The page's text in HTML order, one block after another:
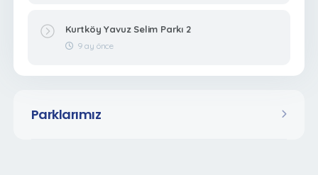
Parklarımız
Kurtköy Yavuz Selim Parkı 2
9 ay önce